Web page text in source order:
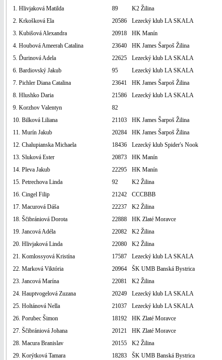
1. Hlivjaková Matilda
89
K2 Žilina
2. Krkošková Ela
20586
Lezecký klub LA SKALA
3. Kubišová Alexandra
20918
HK Manín
4. Houbová Ameerah Catalina
23640
HK James Šarpoš Žilina
5. Ďurinová Adela
22625
Lezecký klub LA SKALA
6. Bardiovský Jakub
95
Lezecký klub LA SKALA
7. Pichler Diana Catalina
23641
HK James Šarpoš Žilina
8. Hlushko Daria
21586
Lezecký klub LA SKALA
9. Korzhov Valentyn
82
10. Bilková Liliana
21103
HK James Šarpoš Žilina
11. Murín Jakub
20284
HK James Šarpoš Žilina
12. Chalupianska Michaela
18436
Lezecký klub Spider's Nook
13. Sluková Ester
20873
HK Manín
14. Pleva Jakub
22295
HK Manín
15. Petrechova Linda
92
K2 Žilina
16. Cingel Filip
21242
CCCBBB
17. Macurová Dáša
22237
K2 Žilina
18. Ščibrániová Dorota
22888
HK Zlaté Moravce
19. Jancová Adéla
22082
K2 Žilina
20. Hlivjaková Linda
22080
K2 Žilina
21. Komlossyová Kristína
17587
Lezecký klub LA SKALA
22. Marková Viktória
20964
ŠK UMB Banská Bystrica
23. Jancová Marína
22081
K2 Žilina
24. Hauptvogelová Zuzana
20249
Lezecký klub LA SKALA
25. Holtánová Nella
21037
Lezecký klub LA SKALA
26. Porubec Šimon
18192
HK Zlaté Moravce
27. Ščibrániová Johana
20121
HK Zlaté Moravce
28. Macura Branislav
20155
K2 Žilina
29. Korýtková Tamara
18283
ŠK UMB Banská Bystrica